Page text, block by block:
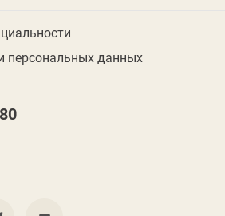
персональных данных